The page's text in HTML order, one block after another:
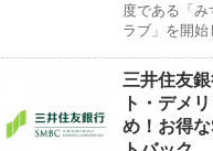
度である「み
ラブ」を開
三井住友
ト・デメ
め！お得